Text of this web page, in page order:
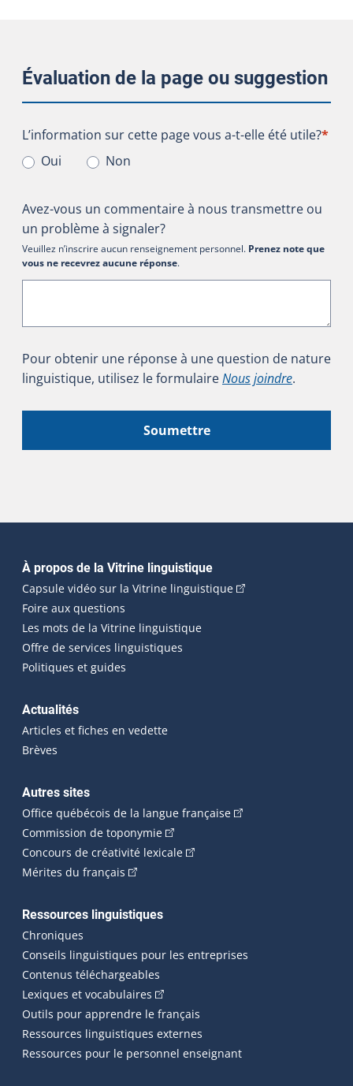
Évaluation de la page ou suggestion
L’information sur cette page vous a-t-elle été utile?
L’information sur cette page vous a-t-elle été utile?*
Oui
Non
Avez-vous un commentaire à nous transmettre ou
un problème à signaler?
Veuillez n’inscrire aucun renseignement personnel. Prenez note que
vous ne recevrez aucune réponse.
Pour obtenir une réponse à une question de nature
linguistique, utilisez le formulaireNous joindre.
Soumettre
Navigation principale
À propos de la Vitrine linguistique
Capsule vidéo sur la Vitrine linguistique(Cet hyperlien
Foire aux questions
Les mots de la Vitrine linguistique
Offre de services linguistiques
Politiques et guides
Actualités
Articles et fiches en vedette
Brèves
Autres sites
Office québécois de la langue française(Cet hyperlien
Commission de toponymie(Cet hyperlien externe s'ouvrira
Concours de créativité lexicale(Cet hyperlien externe
Mérites du français (Cet hyperlien externe s'ouvrira dans une
Ressources linguistiques
Chroniques
Conseils linguistiques pour les entreprises
Contenus téléchargeables
Lexiques et vocabulaires (Cet hyperlien externe s'ouvrira
Outils pour apprendre le français
Ressources linguistiques externes
Ressources pour le personnel enseignant